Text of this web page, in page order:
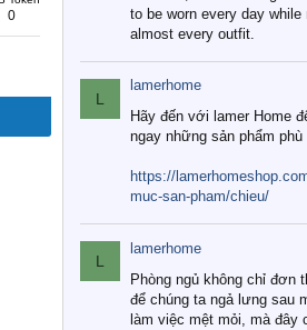
0
to be worn every day while
almost every outfit.
L
lamerhome
Hãy đến với lamer Home
ngay những sản phẩm phù
https://
muc-san-pham/chieu/
L
lamerhome
Phòng ngủ không chỉ đơn
để chúng ta ngả lưng sau
làm việc mệt mỏi, mà đây